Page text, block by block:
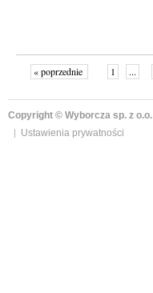
« poprzednie 1 ...
Copyright © Wyborcza sp. z o.o.
Ustawienia prywatności